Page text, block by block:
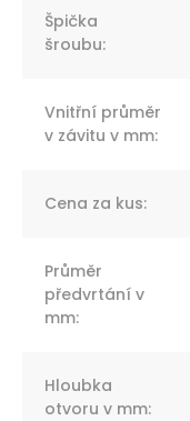
Špička
šroubu:
Vnitřní průměr
v závitu v mm:
Cena za kus:
Průměr
předvrtání v
mm:
Hloubka
otvoru v mm: